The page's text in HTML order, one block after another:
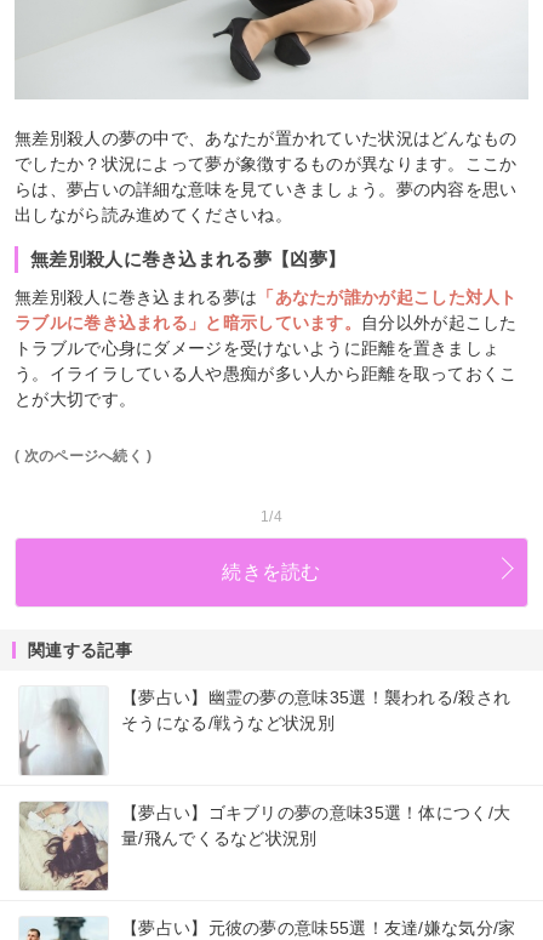
無差別殺人の夢の中で、あなたが置かれていた状況はどんなもの
でしたか？状況によって夢が象徴するものが異なります。ここか
らは、夢占いの詳細な意味を見ていきましょう。夢の内容を思い
出しながら読み進めてくださいね。
無差別殺人に巻き込まれる夢【凶夢】
無差別殺人に巻き込まれる夢は 「あなたが誰かが起こした対人ト
ラブルに巻き込まれる」と暗示しています。
自分以外が起こした
トラブルで心身にダメージを受けないように距離を置きましょ
う。イライラしている人や愚痴が多い人から距離を取っておくこ
とが大切です。
( 次のページへ続く )
1/4
続きを読む
関連する記事
【夢占い】幽霊の夢の意味35選！襲われる/殺され
そうになる/戦うなど状況別
【夢占い】ゴキブリの夢の意味35選！体につく/大
量/飛んでくるなど状況別
【夢占い】元彼の夢の意味55選！友達/嫌な気分/家